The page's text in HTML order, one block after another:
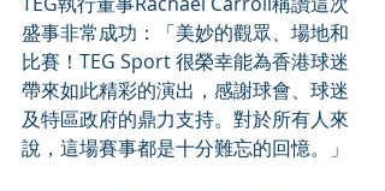
盛事非常成功：「美妙的觀眾、場地和
比賽！TEG Sport 很榮幸能為香港球迷
帶來如此精彩的演出，感謝球會、球迷
及特區政府的鼎力支持。對於所有人來
說，這場賽事都是十分難忘的回憶。」